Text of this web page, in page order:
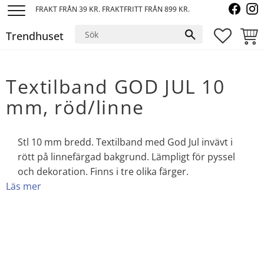
FRAKT FRÅN 39 KR. FRAKTFRITT FRÅN 899 KR.
Trendhuset
Textilband GOD JUL 10
mm, röd/linne
Stl 10 mm bredd. Textilband med God Jul invävt i
rött på linnefärgad bakgrund. Lämpligt för pyssel
och dekoration. Finns i tre olika färger.
Läs mer